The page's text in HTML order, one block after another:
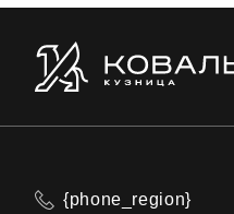
{phone_region}